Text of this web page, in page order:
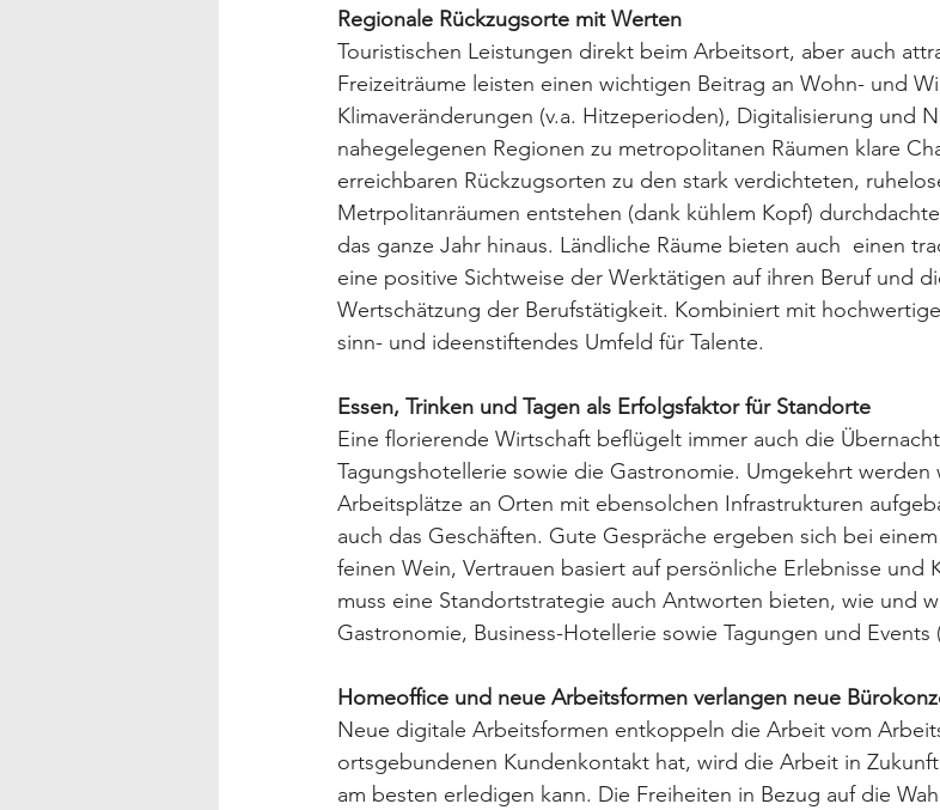
Regionale Rückzugsorte mit Werten
Touristischen Leistungen direkt beim Arbeitsort, aber auch
Freizeiträume leisten einen wichtigen Beitrag an Wohn- und
Klimaveränderungen (v.a. Hitzeperioden), Digitalisierung und
nahegelegenen Regionen zu metropolitanen Räumen klare
erreichbaren Rückzugsorten zu den stark verdichteten,
Metrpolitanräumen entstehen (dank kühlem Kopf)
das ganze Jahr hinaus. Ländliche Räume bieten auch  einen
eine positive Sichtweise der Werktätigen auf ihren Beruf und
Wertschätzung der Berufstätigkeit. Kombiniert mit
sinn- und ideenstiftendes Umfeld für Talente.
Essen, Trinken und Tagen als Erfolgsfaktor für Standorte
Eine florierende Wirtschaft beflügelt immer auch die
Tagungshotellerie sowie die Gastronomie. Umgekehrt werden
Arbeitsplätze an Orten mit ebensolchen Infrastrukturen
auch das Geschäften. Gute Gespräche ergeben sich bei
feinen Wein, Vertrauen basiert auf persönliche Erlebnisse und
muss eine Standortstrategie auch Antworten bieten, wie und
Gastronomie, Business-Hotellerie sowie Tagungen und
Homeoffice und neue Arbeitsformen verlangen neue
Neue digitale Arbeitsformen entkoppeln die Arbeit vom
ortsgebundenen Kundenkontakt hat, wird die Arbeit in
am besten erledigen kann. Die Freiheiten in Bezug auf die